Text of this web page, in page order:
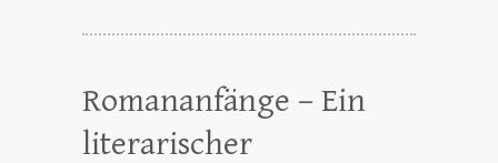
Romananfänge – Ein
literarischer